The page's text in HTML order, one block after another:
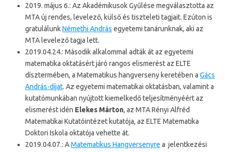
2019. május 6.: Az Akadémikusok Gyűlése megválasztotta az
MTA új rendes, levelező, külső és tiszteleti tagjait. Ezúton is
gratulálunkNémethi András egyetemi tanárunknak, aki az
MTA levelező tagja lett.
2019.04.24.: Második alkalommal adták át az egyetemi
matematika oktatásért járó rangos elismerést az ELTE
dísztermében, a Matematikus hangverseny keretében a Gács
András-díjat. Az egyetemi matematikai oktatásban, valamint a
kutatómunkában nyújtott kiemelkedő teljesítményéért az
elismerést idén Elekes Márton, az MTA Rényi Alfréd
Matematikai Kutatóintézet kutatója, az ELTE Matematika
Doktori Iskola oktatója vehette át.
2019.04.07.: AMatematikus Hangversenyre a jelentkezési